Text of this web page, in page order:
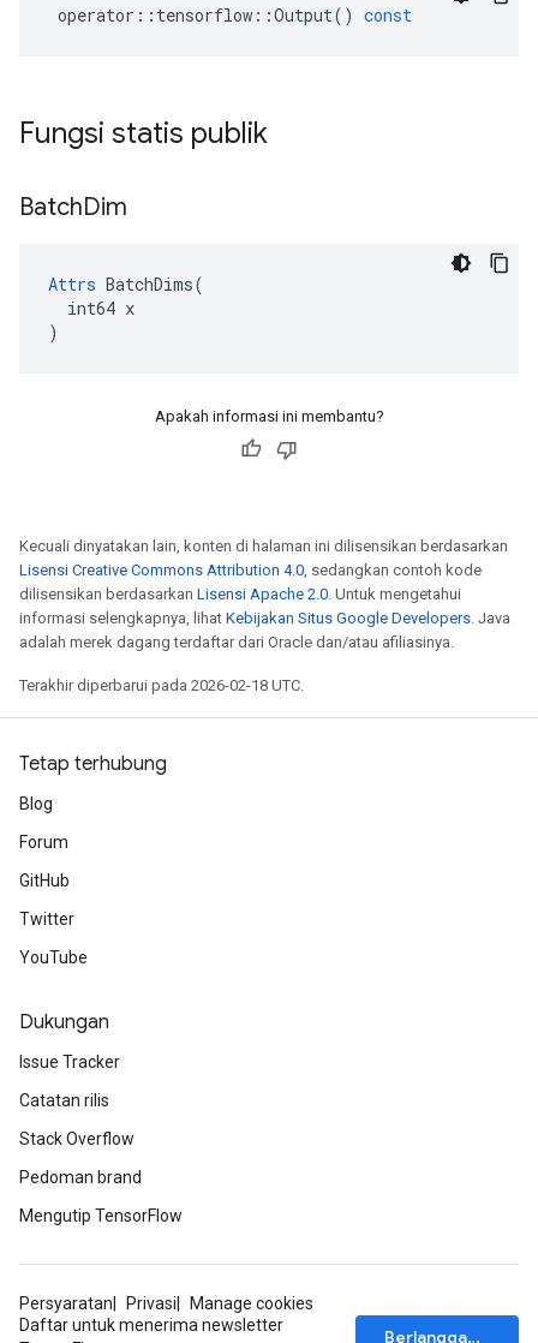
operator :: tensorflow ::Output() const
Fungsi statis publik
BatchDim
Attrs BatchDims(
  int64 x
)
Apakah informasi ini membantu?
Kecuali dinyatakan lain, konten di halaman ini dilisensikan berdasarkan
Lisensi Creative Commons Attribution 4.0, sedangkan contoh kode
dilisensikan berdasarkan Lisensi Apache 2.0. Untuk mengetahui
informasi selengkapnya, lihat Kebijakan Situs Google Developers. Java
adalah merek dagang terdaftar dari Oracle dan/atau afiliasinya.
Terakhir diperbarui pada 2026-02-18 UTC.
Tetap terhubung
Blog
Forum
GitHub
Twitter
YouTube
Dukungan
Issue Tracker
Catatan rilis
Stack Overflow
Pedoman brand
Mengutip TensorFlow
Persyaratan Privasi
Manage cookies
Daftar untuk menerima newsletter
Berlangganan